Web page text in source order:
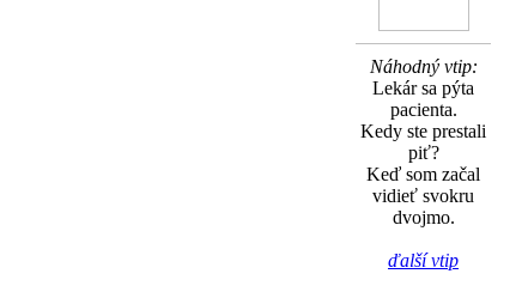
Náhodný vtip:
Lekár sa pýta
pacienta.
Kedy ste prestali
piť?
Keď som začal
vidieť svokru
dvojmo.
ďalší vtip